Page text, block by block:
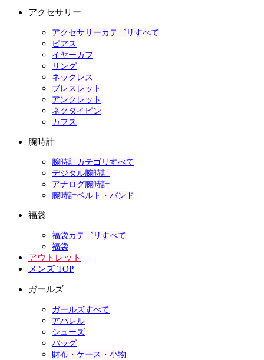
アクセサリー
アクセサリーカテゴリすべて
ピアス
イヤーカフ
リング
ネックレス
ブレスレット
アンクレット
ネクタイピン
カフス
腕時計
腕時計カテゴリすべて
デジタル腕時計
アナログ腕時計
腕時計ベルト・バンド
福袋
福袋カテゴリすべて
福袋
アウトレット
メンズ TOP
ガールズ
ガールズすべて
アパレル
シューズ
バッグ
財布・ケース・小物